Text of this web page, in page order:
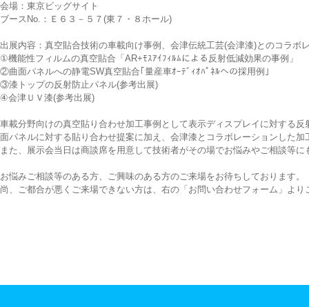
会場：東京ビッグサイト
ブースNo.：Ｅ６３－５７(東７・８ホール)
出展内容：真空貼合技術の車載向け事例、会津伝統工芸(会津漆)とのコラボ
①機能性フィルムの真空貼合「AR+ﾓｽｱｲﾌｨﾙﾑによる反射低減効果の事例」
②曲面パネルへの静電SW真空貼合｢量産車ｵｰﾃﾞｨｵﾊﾟﾈﾙへの採用例｣
③漆トップの反射防止パネル(参考出展)
④会津ＵＶ漆(参考出展)
車載分野向けの真空貼り合わせ加工事例として表示ディスプレイに対する
面パネルに対する貼り合わせ提案に加え、会津漆とコラボレーションした
また、展示会当日は商談席を用意して技術者がその場でお悩みやご相談等に
お悩みご相談等のある方、ご興味のある方のご来場をお待ちしております。
尚、ご都合が悪くご来場できない方は、右の「お問い合わせフォーム」よ